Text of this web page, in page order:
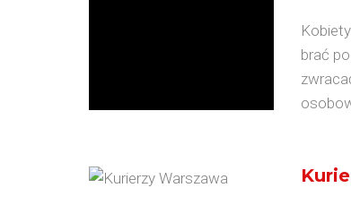
brać